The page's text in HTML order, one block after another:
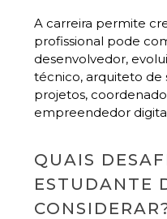
A carreira permite
profissional pode
desenvolvedor,
técnico, arquiteto de
projetos,
empreendedor
QUAIS
ESTUDANTE